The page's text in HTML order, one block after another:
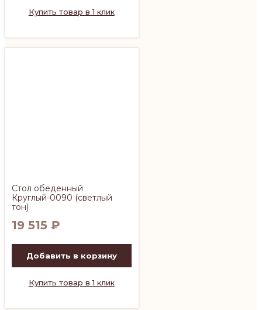
Купить товар в 1 клик
Стол обеденный
Круглый-0090 (светлый
тон)
19 515 ₽
Добавить в корзину
Купить товар в 1 клик